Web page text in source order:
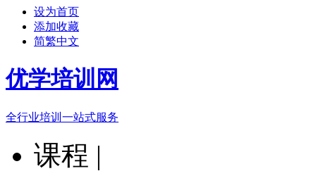
设为首页
添加收藏
简繁中文
优学培训网
全行业培训一站式服务
课程 |